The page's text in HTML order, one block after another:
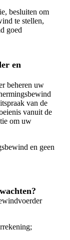
besluiten om
te stellen,
goed
en
beheren uw
van de
vanuit de
om uw
en geen